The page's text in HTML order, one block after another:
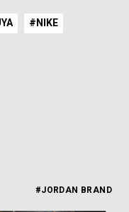
#NIKE
#JORDAN BRAND